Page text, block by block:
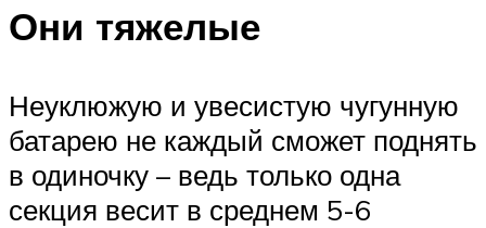
Они тяжелые
Неуклюжую и увесистую чугунную
батарею не каждый сможет поднять
в одиночку – ведь только одна
секция весит в среднем 5-6